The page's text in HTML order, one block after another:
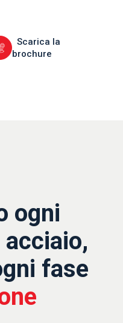
Scarica la
brochure
ogni
fase